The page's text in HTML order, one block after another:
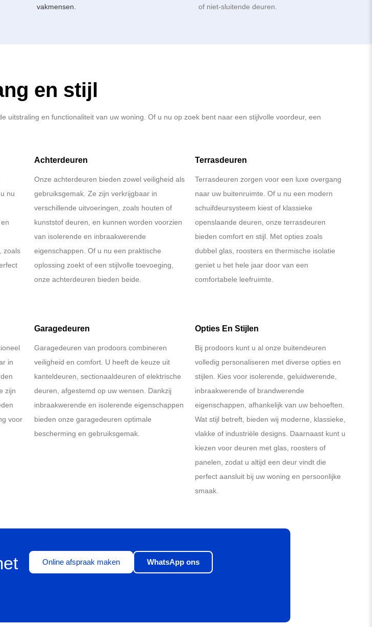
vakmensen.
of niet-sluitende deuren.
en stijl
en functionaliteit van uw woning. Of u nu op zoek bent naar een stijlvolle voordeur, een
nu
zoals
Achterdeuren
Onze achterdeuren bieden zowel veiligheid als
gebruiksgemak. Ze zijn verkrijgbaar in
verschillende uitvoeringen, zoals houten of
kunststof deuren, en kunnen worden voorzien
van isolerende en inbraakwerende
eigenschappen. Of u nu een praktische
oplossing zoekt of een stijlvolle toevoeging,
onze achterdeuren bieden beide.
Terrasdeuren
Terrasdeuren zorgen voor een luxe overgang
naar uw buitenruimte. Of u nu een modern
schuifdeursysteem kiest of klassieke
openslaande deuren, onze terrasdeuren
bieden comfort en stijl. Met opties zoals
dubbel glas, roosters en thermische isolatie
geniet u het hele jaar door van een
comfortabele leefruimte.
in
zijn
voor
Garagedeuren
Garagedeuren van prodoors combineren
veiligheid en comfort. U heeft de keuze uit
kanteldeuren, sectionaaldeuren of elektrische
deuren, afgestemd op uw wensen. Dankzij
inbraakwerende en isolerende eigenschappen
bieden onze garagedeuren optimale
bescherming en gebruiksgemak.
Opties En Stijlen
Bij prodoors kunt u al onze buitendeuren
volledig personaliseren met diverse opties en
stijlen. Kies voor isolerende, geluidwerende,
inbraakwerende of brandwerende
eigenschappen, afhankelijk van uw behoeften.
Wat stijl betreft, bieden wij moderne, klassieke,
vlakke of industriële designs. Daarnaast kunt u
kiezen voor deuren met glas, roosters of
panelen, zodat u altijd een deur vindt die
perfect aansluit bij uw woning en persoonlijke
smaak.
Online afspraak maken WhatsApp ons